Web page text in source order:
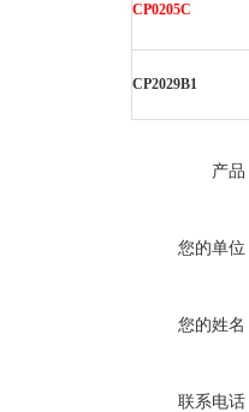
CP0205C
CP2029B1
产品
您的单位
您的姓名
联系电话